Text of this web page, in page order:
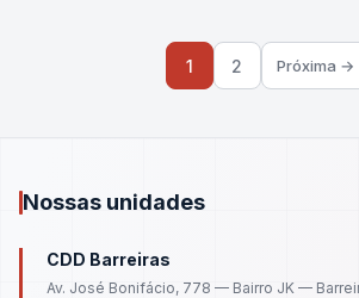
1 2 Próxima →
Nossas unidades
CDD Barreiras
Av. José Bonifácio, 778 — Bairro JK —